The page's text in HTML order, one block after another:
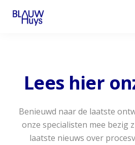
Lees hier
Benieuwd naar de laatste
onze specialisten mee bezig
laatste nieuws over